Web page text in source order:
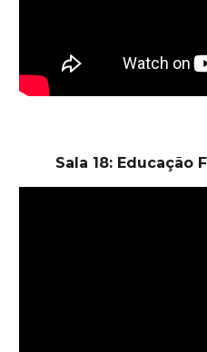
Sala 18: Educação